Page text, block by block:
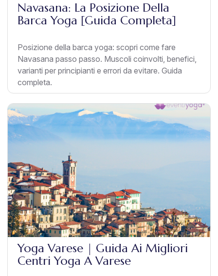
Navasana: La Posizione Della
Barca Yoga [Guida Completa]
Posizione della barca yoga: scopri come fare
Navasana passo passo. Muscoli coinvolti, benefici,
varianti per principianti e errori da evitare. Guida
completa.
Yoga Varese | Guida Ai Migliori
Centri Yoga A Varese